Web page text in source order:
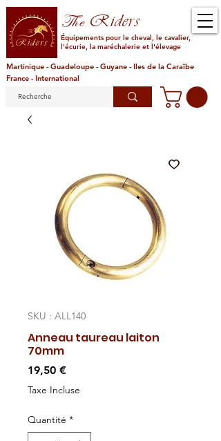
TheRiders
Équipements pour le cheval, le cavalier,
l'écurie, la maréchalerie et l'élevage
Martinique - Guadeloupe - Guyane - Iles de la Caraïbe
France - International
SKU : ALL140
Anneau taureau laiton
70mm
19,50 €Prix
Taxe Incluse
Quantité *